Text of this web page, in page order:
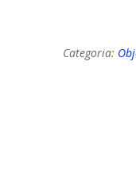
Categoria: